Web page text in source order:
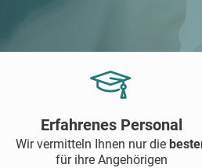
Erfahrenes Personal
Wir vermitteln Ihnen nur die
für ihre Angehörigen